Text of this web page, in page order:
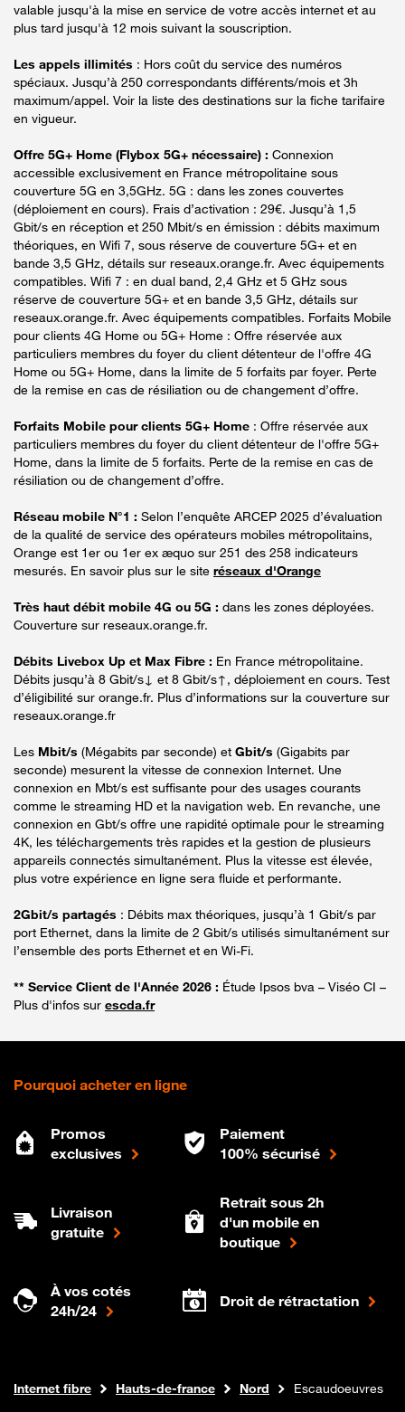
valable jusqu'à la mise en service de votre accès internet et au
plus tard jusqu'à 12 mois suivant la souscription.
Les appels illimités : Hors coût du service des numéros
spéciaux. Jusqu’à 250 correspondants différents/mois et 3h
maximum/appel. Voir la liste des destinations sur la fiche tarifaire
en vigueur.
Offre 5G+ Home (Flybox 5G+ nécessaire) : Connexion
accessible exclusivement en France métropolitaine sous
couverture 5G en 3,5GHz. 5G : dans les zones couvertes
(déploiement en cours). Frais d’activation : 29€. Jusqu’à 1,5
Gbit/s en réception et 250 Mbit/s en émission : débits maximum
théoriques, en Wifi 7, sous réserve de couverture 5G+ et en
bande 3,5 GHz, détails sur reseaux.orange.fr. Avec équipements
compatibles. Wifi 7 : en dual band, 2,4 GHz et 5 GHz sous
réserve de couverture 5G+ et en bande 3,5 GHz, détails sur
reseaux.orange.fr. Avec équipements compatibles. Forfaits Mobile
pour clients 4G Home ou 5G+ Home : Offre réservée aux
particuliers membres du foyer du client détenteur de l'offre 4G
Home ou 5G+ Home, dans la limite de 5 forfaits par foyer. Perte
de la remise en cas de résiliation ou de changement d’offre.
Forfaits Mobile pour clients 5G+ Home : Offre réservée aux
particuliers membres du foyer du client détenteur de l'offre 5G+
Home, dans la limite de 5 forfaits. Perte de la remise en cas de
résiliation ou de changement d’offre.
Réseau mobile N°1 : Selon l’enquête ARCEP 2025 d’évaluation
de la qualité de service des opérateurs mobiles métropolitains,
Orange est 1er ou 1er ex æquo sur 251 des 258 indicateurs
mesurés. En savoir plus sur le site réseaux d'Orange
Très haut débit mobile 4G ou 5G : dans les zones déployées.
Couverture sur reseaux.orange.fr.
Débits Livebox Up et Max Fibre : En France métropolitaine.
Débits jusqu’à 8 Gbit/s↓ et 8 Gbit/s↑, déploiement en cours. Test
d’éligibilité sur orange.fr. Plus d’informations sur la couverture sur
reseaux.orange.fr
Les Mbit/s (Mégabits par seconde) et Gbit/s (Gigabits par
seconde) mesurent la vitesse de connexion Internet. Une
connexion en Mbt/s est suffisante pour des usages courants
comme le streaming HD et la navigation web. En revanche, une
connexion en Gbt/s offre une rapidité optimale pour le streaming
4K, les téléchargements très rapides et la gestion de plusieurs
appareils connectés simultanément. Plus la vitesse est élevée,
plus votre expérience en ligne sera fluide et performante.
2Gbit/s partagés : Débits max théoriques, jusqu’à 1 Gbit/s par
port Ethernet, dans la limite de 2 Gbit/s utilisés simultanément sur
l’ensemble des ports Ethernet et en Wi-Fi.
** Service Client de l'Année 2026 : Étude Ipsos bva – Viséo CI –
Plus d'infos sur escda.fr
Pourquoi acheter en ligne
Promos
exclusives
Paiement
100% sécurisé
Livraison
gratuite
Retrait sous 2h
d'un mobile en
boutique
À vos cotés
24h/24
Droit de rétractation
Boutique Orange
Internet fibre Hauts-de-france Nord Escaudoeuvres